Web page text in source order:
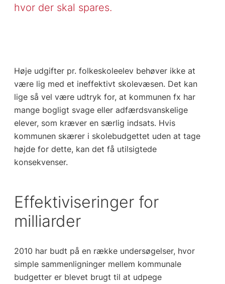
hvor der skal spares.
Høje udgifter pr. folkeskoleelev behøver ikke at
være lig med et ineffektivt skolevæsen. Det kan
lige så vel være udtryk for, at kommunen fx har
mange bogligt svage eller adfærdsvanskelige
elever, som kræver en særlig indsats. Hvis
kommunen skærer i skolebudgettet uden at tage
højde for dette, kan det få utilsigtede
konsekvenser.
Effektiviseringer for
milliarder
2010 har budt på en række undersøgelser, hvor
simple sammenligninger mellem kommunale
budgetter er blevet brugt til at udpege